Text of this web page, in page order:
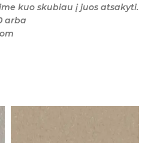
kuo skubiau į juos atsakyti.
arba